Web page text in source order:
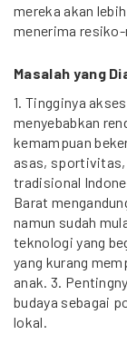
mereka akan
menerima
Masalah yang
1. Tingginya
menyebabkan
kemampuan
asas, sportivitas,
tradisional
Barat
namun sudah
teknologi yang
yang kurang
anak. 3.
budaya sebagai
lokal.